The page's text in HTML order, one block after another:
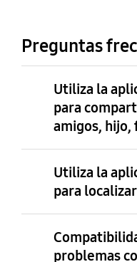
Preguntas
Utiliza la
para
amigos, hijo,
Utiliza la
para
problemas